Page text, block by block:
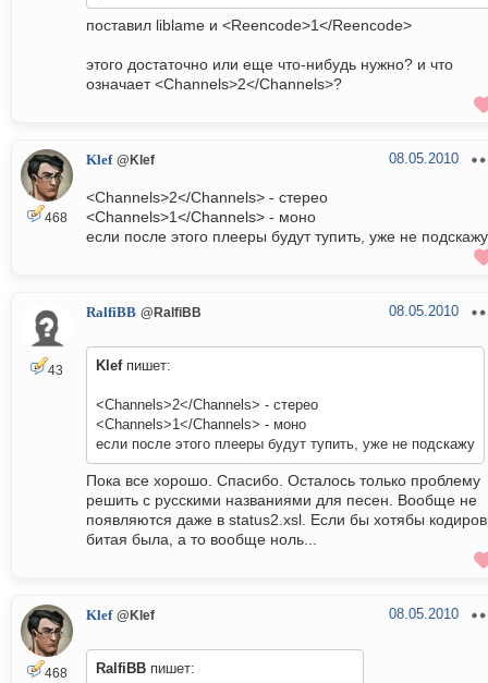
поставил liblame и <Reencode>1</Reencode>
этого достаточно или еще что-нибудь нужно? и что
означает <Channels>2</Channels>?
468
Klef @Klef 08.05.2010
<Channels>2</Channels> - стерео
<Channels>1</Channels> - моно
если после этого плееры будут тупить, уже не подскажу
43
RalfiBB @RalfiBB 08.05.2010
Klefпишет:
<Channels>2</Channels> - стерео
<Channels>1</Channels> - моно
если после этого плееры будут тупить, уже не подскажу
Пока все хорошо. Спасибо. Осталось только проблему
решить с русскими названиями для песен. Вообще не
появляются даже в status2.xsl. Если бы хотябы
битая была, а то вообще ноль...
468
Klef @Klef 08.05.2010
RalfiBB пишет: